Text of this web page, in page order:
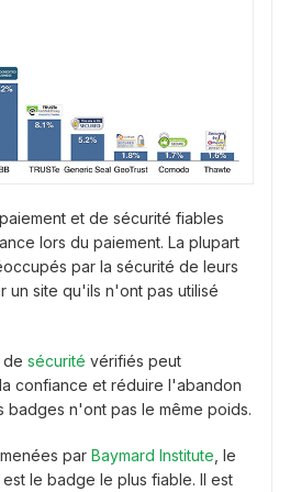
et de sécurité fiables
lors du paiement. La plupart
par la sécurité de leurs
un site qu'ils n'ont pas utilisé
de sécurité vérifiés peut
confiance et réduire l'abandon
badges n'ont pas le même poids.
par Baymard Institute , le
le badge le plus fiable. Il est